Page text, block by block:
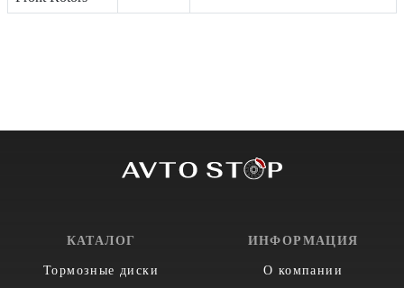
КАТАЛОГ
Тормозные диски
ИНФОРМАЦИЯ
О компании